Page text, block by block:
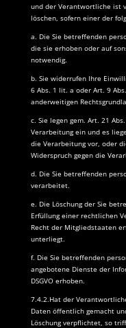
und der Verantwortliche ist
löschen, sofern einer der
a. Die Sie betreffenden
die sie erhoben oder auf
notwendig.
b. Sie widerrufen Ihre
6 Abs. 1 lit. a oder Art. 9
anderweitigen
c. Sie legen gem. Art. 21
Verarbeitung ein und es
die Verarbeitung vor, oder
Widerspruch gegen die
d. Die Sie betreffenden
verarbeitet.
e. Die Löschung der Sie
Erfüllung einer rechtlichen
Recht der Mitgliedstaaten
unterliegt.
f. Die Sie betreffenden
angebotene Dienste der
DSGVO erhoben.
7.4.2.Hat der
Daten öffentlich gemacht
Löschung verpflichtet, so